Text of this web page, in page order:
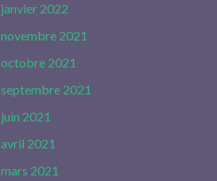
janvier 2022
novembre 2021
octobre 2021
septembre 2021
juin 2021
avril 2021
mars 2021